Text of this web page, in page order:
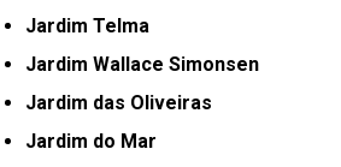
Jardim Telma
Jardim Wallace Simonsen
Jardim das Oliveiras
Jardim do Mar